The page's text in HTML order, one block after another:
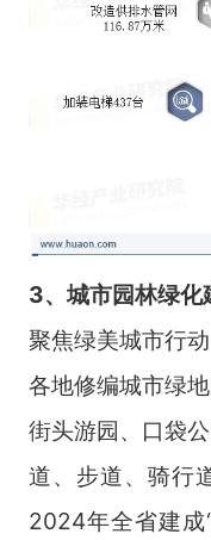
3、城市园林绿化
聚焦绿美城市行
各地修编城市绿
街头游园、口袋
道、步道、骑行
2024年全省建成